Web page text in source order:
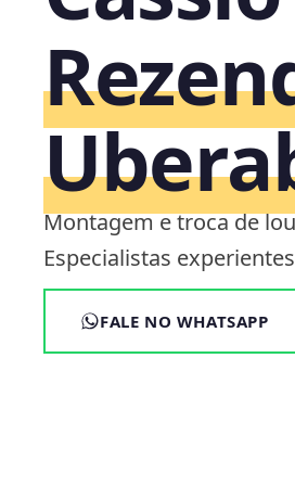
Montagem e troca de
Especialistas
FALE NO WHATSAPP